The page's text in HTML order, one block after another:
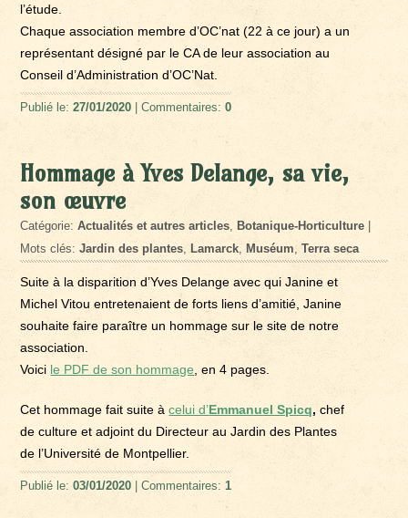
l’étude.
Chaque association membre d’OC’nat (22 à ce jour) a un
représentant désigné par le CA de leur association au
Conseil d’Administration d’OC’Nat.
Publié le:27/01/2020 | Commentaires:0
Hommage à Yves Delange, sa vie,
son œuvre
Catégorie:Actualités et autres articles Botanique-Horticulture |
Mots clés:Jardin des plantes ,Lamarck ,Muséum ,Terra seca
Suite à la disparition d’Yves Delange avec qui Janine et
Michel Vitou entretenaient de forts liens d’amitié, Janine
souhaite faire paraître un hommage sur le site de notre
association.
Voici le PDF de son hommage , en 4 pages.
Cet hommage fait suite àcelui d’Emmanuel Spicq, chef
de culture et adjoint du Directeur au Jardin des Plantes
de l’Université de Montpellier.
Publié le:03/01/2020 | Commentaires: 1